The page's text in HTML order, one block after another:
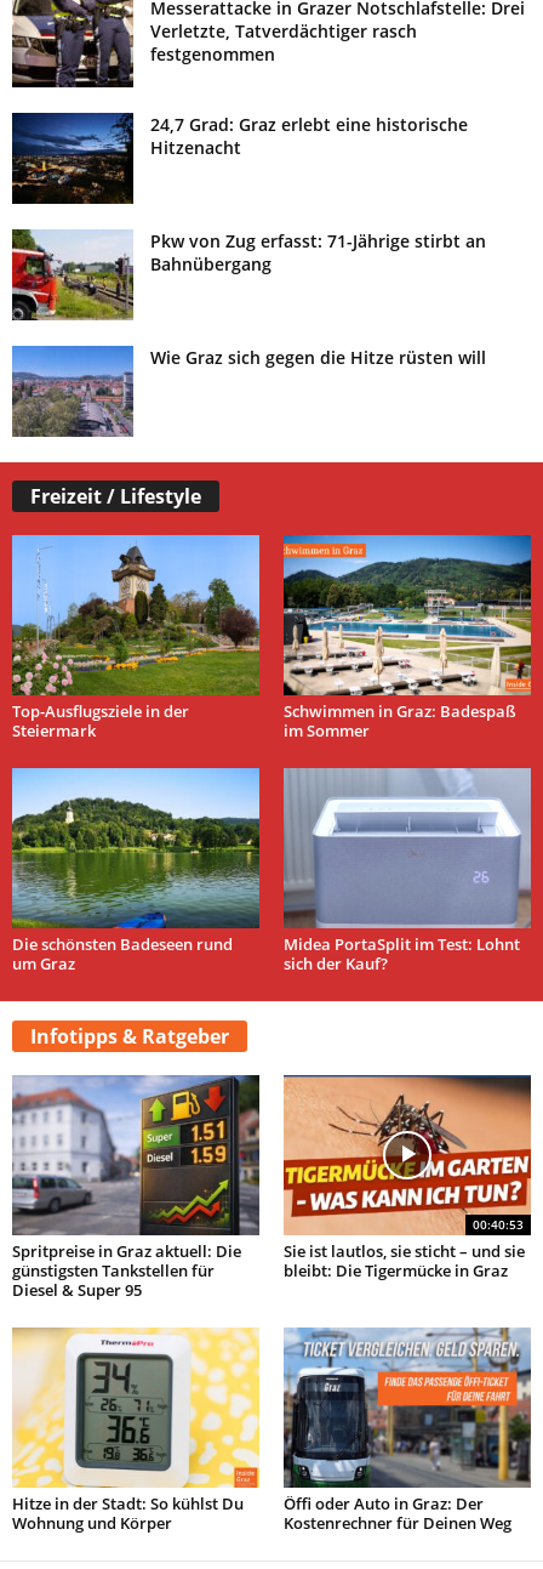
Messerattacke in Grazer Notschlafstelle: Drei
Verletzte, Tatverdächtiger rasch
festgenommen
24,7 Grad: Graz erlebt eine historische
Hitzenacht
Pkw von Zug erfasst: 71-Jährige stirbt an
Bahnübergang
Wie Graz sich gegen die Hitze rüsten will
Freizeit / Lifestyle
Top-Ausflugsziele in der
Steiermark
Schwimmen in Graz: Badespaß
im Sommer
Die schönsten Badeseen rund
um Graz
Midea PortaSplit im Test: Lohnt
sich der Kauf?
Infotipps & Ratgeber
Spritpreise in Graz aktuell: Die
günstigsten Tankstellen für
Diesel & Super 95
00:40:53
Sie ist lautlos, sie sticht – und sie
bleibt: Die Tigermücke in Graz
Hitze in der Stadt: So kühlst Du
Wohnung und Körper
Öffi oder Auto in Graz: Der
Kostenrechner für Deinen Weg